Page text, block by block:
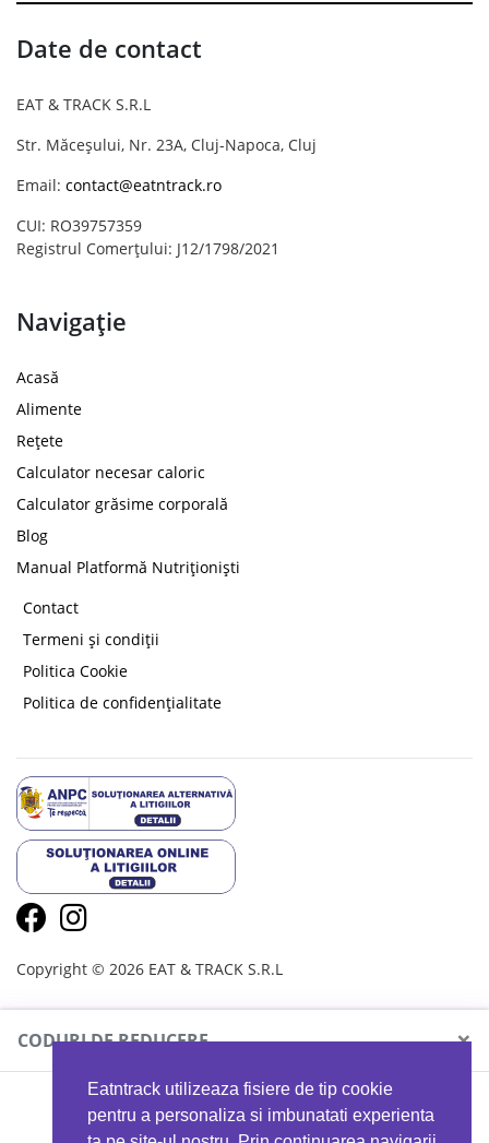
Eatntrack utilizeaza fisiere de tip cookie
pentru a personaliza si imbunatati experienta
Date de contact
EAT & TRACK S.R.L
Str. Măceșului, Nr. 23A, Cluj-Napoca, Cluj
Email: contact@eatntrack.ro
CUI: RO39757359
Registrul Comerțului: J12/1798/2021
Navigație
Acasă
Alimente
Rețete
Calculator necesar caloric
Calculator grăsime corporală
Blog
Manual Platformă Nutriționiști
Contact
Termeni și condiții
Politica Cookie
Politica de confidențialitate
Copyright © 2026 EAT & TRACK S.R.L
CODURI DE REDUCERE ×
MYPROTEIN